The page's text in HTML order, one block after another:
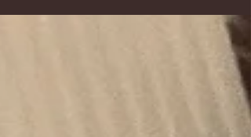
peut-être jamais osé franchir le pas. Souvent, les idées
reçues disparaissent dès les premières minutes… et